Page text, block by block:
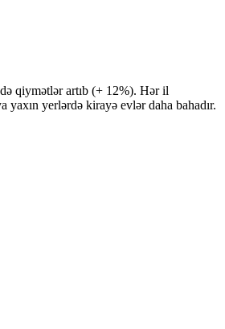
qiymətlər artıb (+ 12%). Hər il
yerlərdə kirayə evlər daha bahadır.